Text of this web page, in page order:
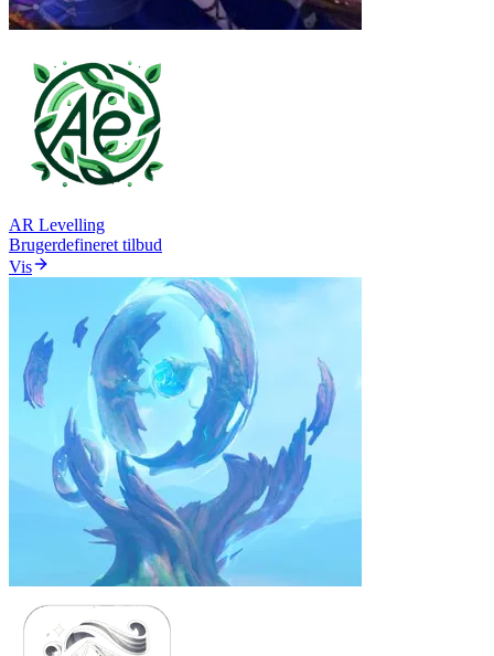
AR Levelling
Brugerdefineret tilbud
Vis